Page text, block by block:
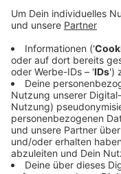
Anzeige
Die 16- bis 20-
Mal zugeschlagen
1500 Euro erbeutet
mit Messer und
ist außerdem
gefunden worden.
Festnahme soll er